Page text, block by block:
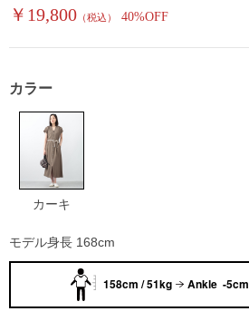
￥19,800 （税込） 40%OFF
カラー
カーキ
モデル身長 168cm
158cm / 51kg Ankle -5cm